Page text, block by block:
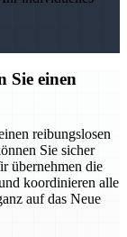
Sie einen
reibungslosen
Sie sicher
übernehmen die
koordinieren alle
auf das Neue